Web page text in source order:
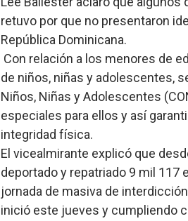
retuvo por que no presentaron
República Dominicana.
Con relación a los menores de
de niños, niñas y adolescentes,
Niños, Niñas y Adolescentes
especiales para ellos y así
integridad física.
El vicealmirante explicó que
deportado y repatriado 9 mil 117
jornada de masiva de
inició este jueves y cumpliendo